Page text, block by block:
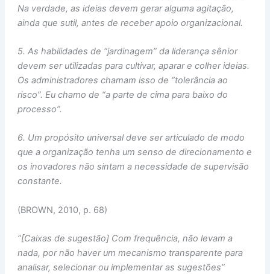
Na verdade, as ideias devem gerar alguma agitação,
ainda que sutil, antes de receber apoio organizacional.
5. As habilidades de “jardinagem” da liderança sênior
devem ser utilizadas para cultivar, aparar e colher ideias.
Os administradores chamam isso de “tolerância ao
risco”. Eu chamo de “a parte de cima para baixo do
processo”.
6. Um propósito universal deve ser articulado de modo
que a organização tenha um senso de direcionamento e
os inovadores não sintam a necessidade de supervisão
constante.
(BROWN, 2010, p. 68)
“[Caixas de sugestão] Com frequência, não levam a
nada, por não haver um mecanismo transparente para
analisar, selecionar ou implementar as sugestões”